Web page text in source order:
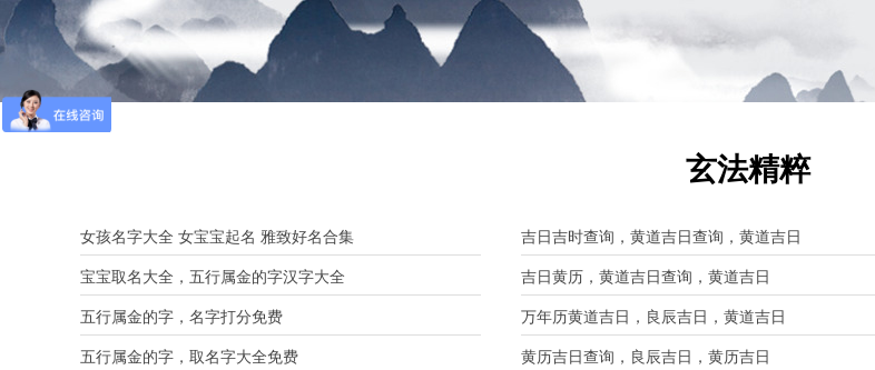
玄法精粹
女孩名字大全 女宝宝起名 雅致好名合集 吉日吉时查询，黄道吉日查询，黄道吉日
宝宝取名大全，五行属金的字汉字大全 吉日黄历，黄道吉日查询，黄道吉日
五行属金的字，名字打分免费 万年历黄道吉日，良辰吉日，黄道吉日
五行属金的字，取名字大全免费 黄历吉日查询，良辰吉日，黄历吉日